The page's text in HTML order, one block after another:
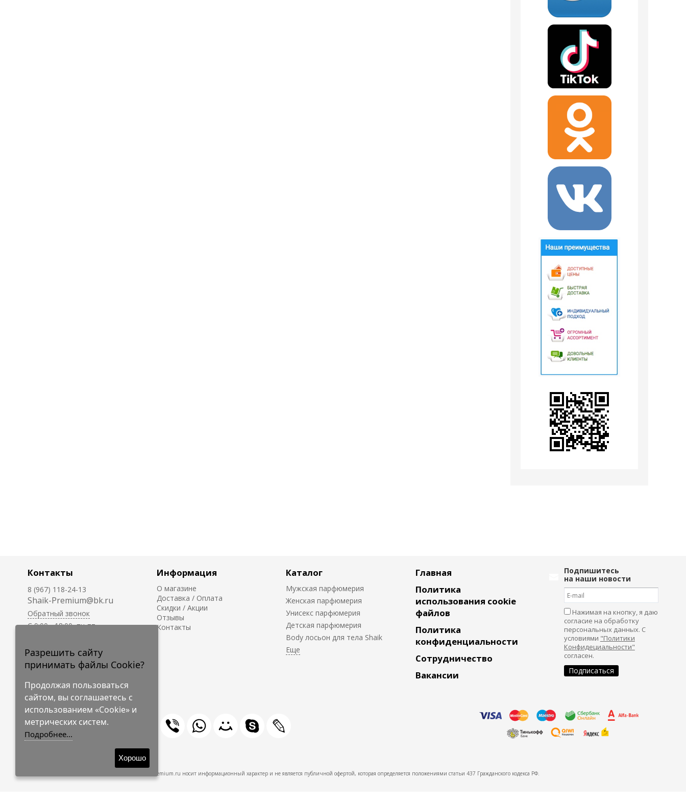
Контакты
8 (967) 118-24-13
Shaik-Premium@bk.ru
Обратный звонок
C 9:00 - 18:00, пн-пт
круглосуточно.
Информация
О магазине
Доставка / Оплата
Скидки / Акции
Отзывы
Контакты
Каталог
Мужская парфюмерия
Женская парфюмерия
Унисекс парфюмерия
Детская парфюмерия
Body лосьон для тела Shaik
Главная
Политика
использования cookie
файлов
Политика
конфиденциальности
Сотрудничество
Вакансии
Подпишитесь
на наши новости
Нажимая на кнопку, я даю
согласие на обработку
персональных данных. С
условиями "Политики
Конфидециальности"
согласен.
© 2009-2026 Shaik-Premium
Shaik-Premium.ru носит информационный характер и не является публичной офертой, которая определяется положениями статьи 437 Гражданского кодекса РФ.
Разрешить сайту
принимать файлы Cookie?
Продолжая пользоваться
сайтом, вы соглашаетесь с
использованием «Cookie» и
метрических систем.
Подробнее...
Хорошо